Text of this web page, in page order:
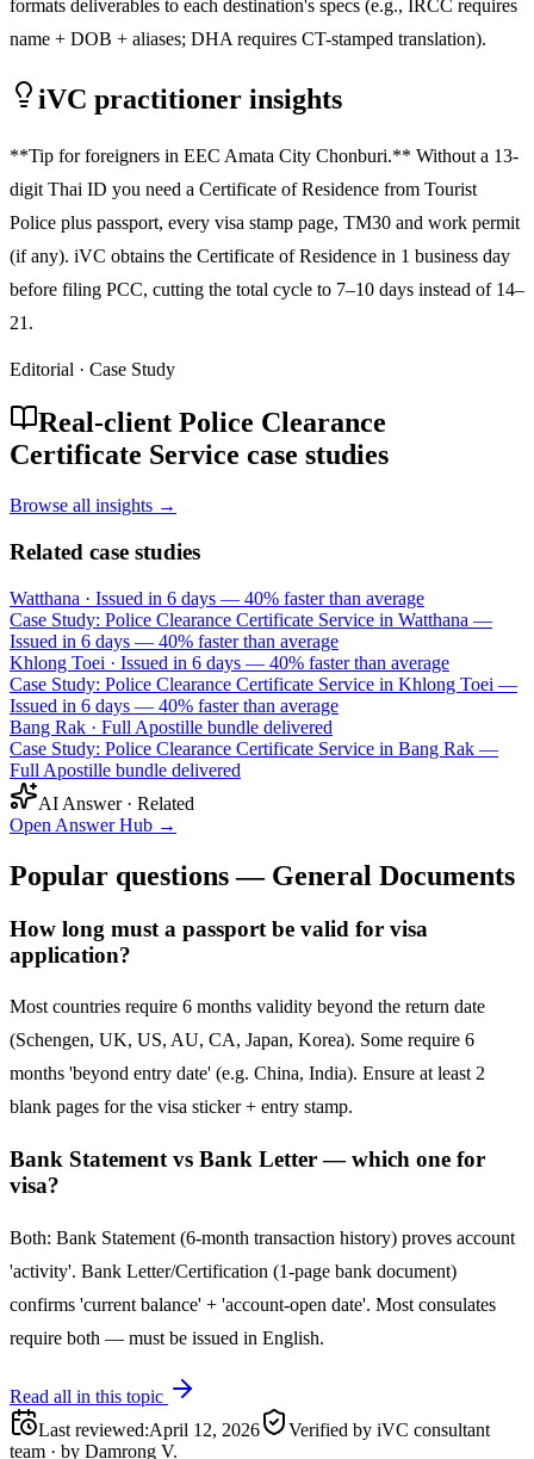
formats deliverables to each destination's specs (e.g., IRCC requires
name + DOB + aliases; DHA requires CT-stamped translation).
iVC practitioner insights
**Tip for foreigners in EEC Amata City Chonburi.** Without a 13-
digit Thai ID you need a Certificate of Residence from Tourist
Police plus passport, every visa stamp page, TM30 and work permit
(if any). iVC obtains the Certificate of Residence in 1 business day
before filing PCC, cutting the total cycle to 7–10 days instead of 14–
21.
Editorial · Case Study
Real-client Police Clearance
Certificate Service case studies
Browse all insights →
Related case studies
Watthana · Issued in 6 days — 40% faster than average
Case Study: Police Clearance Certificate Service in Watthana —
Issued in 6 days — 40% faster than average
Khlong Toei · Issued in 6 days — 40% faster than average
Case Study: Police Clearance Certificate Service in Khlong Toei —
Issued in 6 days — 40% faster than average
Bang Rak · Full Apostille bundle delivered
Case Study: Police Clearance Certificate Service in Bang Rak —
Full Apostille bundle delivered
AI Answer · Related
Open Answer Hub →
Popular questions — General Documents
How long must a passport be valid for visa
application?
Most countries require 6 months validity beyond the return date
(Schengen, UK, US, AU, CA, Japan, Korea). Some require 6
months 'beyond entry date' (e.g. China, India). Ensure at least 2
blank pages for the visa sticker + entry stamp.
Bank Statement vs Bank Letter — which one for
visa?
Both: Bank Statement (6-month transaction history) proves account
'activity'. Bank Letter/Certification (1-page bank document)
confirms 'current balance' + 'account-open date'. Most consulates
require both — must be issued in English.
Read all in this topic
Last reviewed:April 12, 2026
Verified by iVC consultant
team · by Damrong V.